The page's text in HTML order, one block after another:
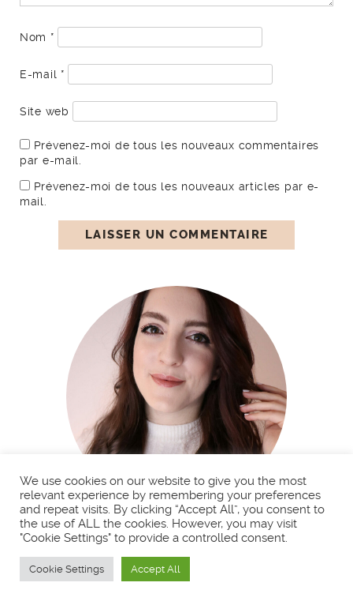
Nom *
E-mail *
Site web
Prévenez-moi de tous les nouveaux commentaires
par e-mail.
Prévenez-moi de tous les nouveaux articles par e-
mail.
BIENVENUE !
We use cookies on our website to give you the most
relevant experience by remembering your preferences
and repeat visits. By clicking “Accept All”, you consent to
the use of ALL the cookies. However, you may visit
"Cookie Settings" to provide a controlled consent.
Cookie Settings Accept All